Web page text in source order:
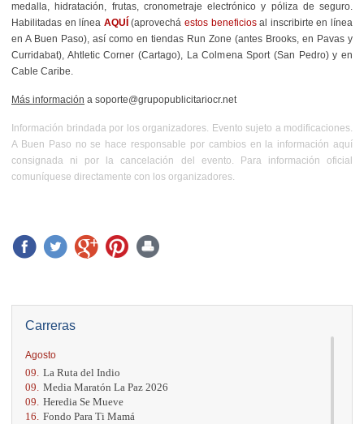
Carreras
Agosto
09. La Ruta del Indio
09. Media Maratón La Paz 2026
09. Heredia Se Mueve
16. Fondo Para Ti Mamá
medalla, hidratación, frutas, cronometraje electrónico y póliza de seguro.
Habilitadas en línea AQUÍ (aprovecháestos beneficiosal inscribirte en línea
en A Buen Paso), así como en tiendas Run Zone (antes Brooks, en Pavas y
Curridabat), Ahtletic Corner (Cartago), La Colmena Sport (San Pedro) y en
Cable Caribe.
Más información a soporte@grupopublicitariocr.net
Información brindada por los organizadores. Evento sujeto a modificaciones.
A Buen Paso no se hace responsable por cambios en la información aquí
consignada ni por la cancelación del evento. Para información oficial
comuníquese directamente con los organizadores.